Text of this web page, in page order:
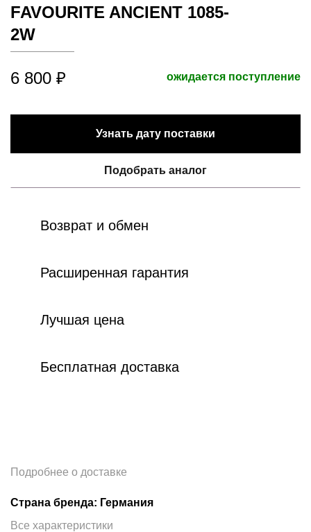
FAVOURITE ANCIENT 1085-
2W
6 800 ₽ ожидается поступление
Узнать дату поставки
Подобрать аналог
Возврат и обмен
Расширенная гарантия
Лучшая цена
Бесплатная доставка
Подробнее о доставке
Страна бренда: Германия
Все характеристики